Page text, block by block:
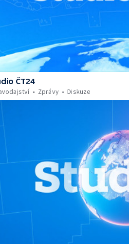
ČT24
Zprávy Diskuze